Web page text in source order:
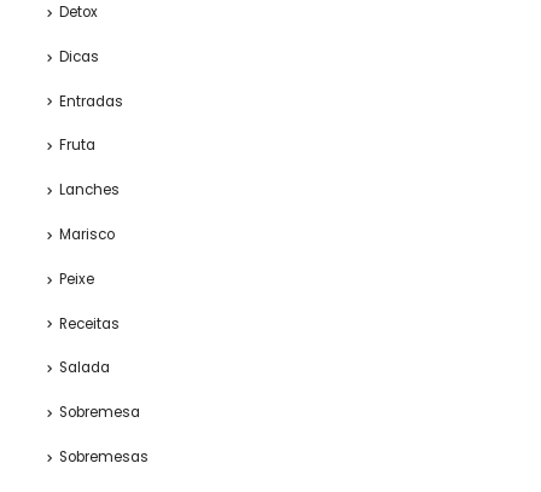
Detox
Dicas
Entradas
Fruta
Lanches
Marisco
Peixe
Receitas
Salada
Sobremesa
Sobremesas